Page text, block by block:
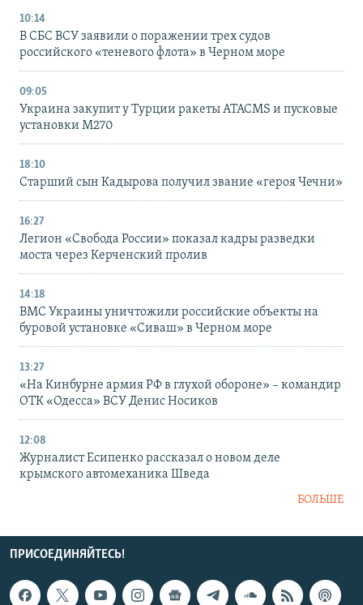
10:14
В СБС ВСУ заявили о поражении трех судов
российского «теневого флота» в Черном море
09:05
Украина закупит у Турции ракеты ATACMS и пусковые
установки M270
18:10
Старший сын Кадырова получил звание «героя Чечни»
16:27
Легион «Свобода России» показал кадры разведки
моста через Керченский пролив
14:18
ВМС Украины уничтожили российские объекты на
буровой установке «Сиваш» в Черном море
13:27
«На Кинбурне армия РФ в глухой обороне» – командир
ОТК «Одесса» ВСУ Денис Носиков
12:08
Журналист Есипенко рассказал о новом деле
крымского автомеханика Шведа
БОЛЬШЕ
ПРИСОЕДИНЯЙТЕСЬ!